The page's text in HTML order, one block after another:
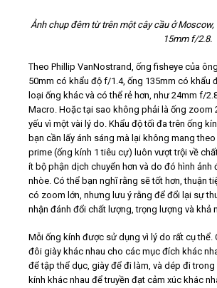
Ảnh chụp đêm từ trên một cây cầu ở
15mm f/2.8.
Theo Phillip VanNostrand, ống fisheye của
50mm có khẩu độ f/1.4, ống 135mm có khẩu
loại ống khác và có thể rẻ hơn, như 24mm f/
Macro. Hoặc tại sao không phải là ống zoom
yếu vì một vài lý do. Khẩu độ tối đa trên ống
bạn cần lấy ánh sáng mà lại không mang
prime (ống kính 1 tiêu cự) luôn vượt trội về
ít bộ phận dịch chuyển hơn và do đó hình ảnh
nhòe. Có thể bạn nghĩ rằng sẽ tốt hơn, thuận
có zoom lớn, nhưng lưu ý rằng để đổi lại sự
nhận đánh đổi chất lượng, trọng lượng và khả
Mỗi ống kính được sử dụng vì lý do rất cụ
đôi giày khác nhau cho các mục đích khác
để tập thể dục, giày để đi làm, và dép đi
kính khác nhau để truyền đạt cảm xúc khác